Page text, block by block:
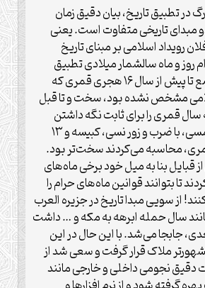
در تطبیق تاریخ، بیان دقیق زمان
مبدای تاریخی متفاوت است. یعنی
رویداد اسلامی بر مبنای تاریخ
و ماه سالشمار میلادی تطبیق
کامل دارد؟ این وضع تا پیش از سال ۱۶ هجری قمری که
مشخص نشده بود، سخت و تا قبل
که سال قمری را برای ثابت نگه داشتن
نسبتش با سال شمسی، با ضرب و زور نسی، کبیسه و ۱۳
محاسبه می‌کردند سخت‌تر بود.
قبایل بنا به میل خود برخی ماه‌های
تا بتوانند قوانین ماه‌های حرام را
از سویی مبدا تاریخ در جزیره العرب
سال حمله ابرهه به مکه و … داشت
جابجا می‌شد. با این حال در این
ملاک قرار گرفت و سعی شد از
نجومی داخلی و خارجی مانند